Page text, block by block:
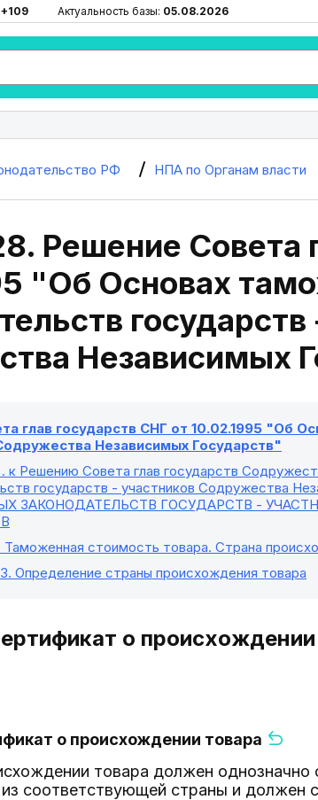
+109 Актуальность базы: 05.08.2026
РФ НПА по Органам власти
Решение Совета
"Об Основах
Независимых
глав государств СНГ от 10.02.1995 "Об
Независимых Государств"
. к Решению Совета глав государств
государств - участников Содружества
ЗАКОНОДАТЕЛЬСТВ ГОСУДАРСТВ -
Таможенная стоимость товара. Страна
. Определение страны происхождения товара
о происхождении
о происхождении товара
товара должен однозначно
соответствующей страны и должен